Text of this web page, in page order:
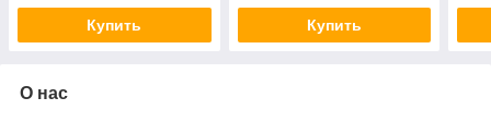
Купить Купить
О нас